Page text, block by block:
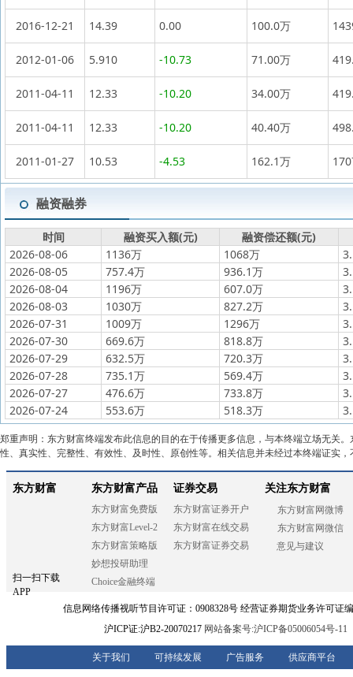
2016-12-21 14.39 0.00 100.0万
2012-01-06 5.910 -10.73 71.00万
2011-04-11 12.33 -10.20 34.00万
2011-04-11 12.33 -10.20 40.40万
2011-01-27 10.53 -4.53 162.1万
融资融券
时间 融资买入额(元)
融资偿还额(元)
2026-08-06
1136万 1068万
2026-08-05
757.4万 936.1万
2026-08-04
1196万 607.0万
2026-08-03
1030万 827.2万
2026-07-31
1009万 1296万
2026-07-30
669.6万 818.8万
2026-07-29
632.5万 720.3万
2026-07-28
735.1万 569.4万
2026-07-27
476.6万 733.8万
2026-07-24
553.6万 518.3万
郑重声明：东方财富终端发布此信息的目的在于传播更多信息，与本终端立场无关
性、真实性、完整性、有效性、及时性、原创性等。相关信息并未经过本终端证实